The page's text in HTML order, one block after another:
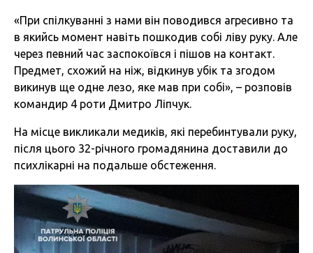
«При спілкуванні з нами він поводився агресивно та
в якийсь момент навіть пошкодив собі ліву руку. Але
через певний час заспокоївся і пішов на контакт.
Предмет, схожий на ніж, відкинув убік та згодом
викинув ще одне лезо, яке мав при собі», – розповів
командир 4 роти Дмитро Ліпчук.
На місце викликали медиків, які перебинтували руку,
після цього 32-річного громадянина доставили до
психлікарні на подальше обстеження.